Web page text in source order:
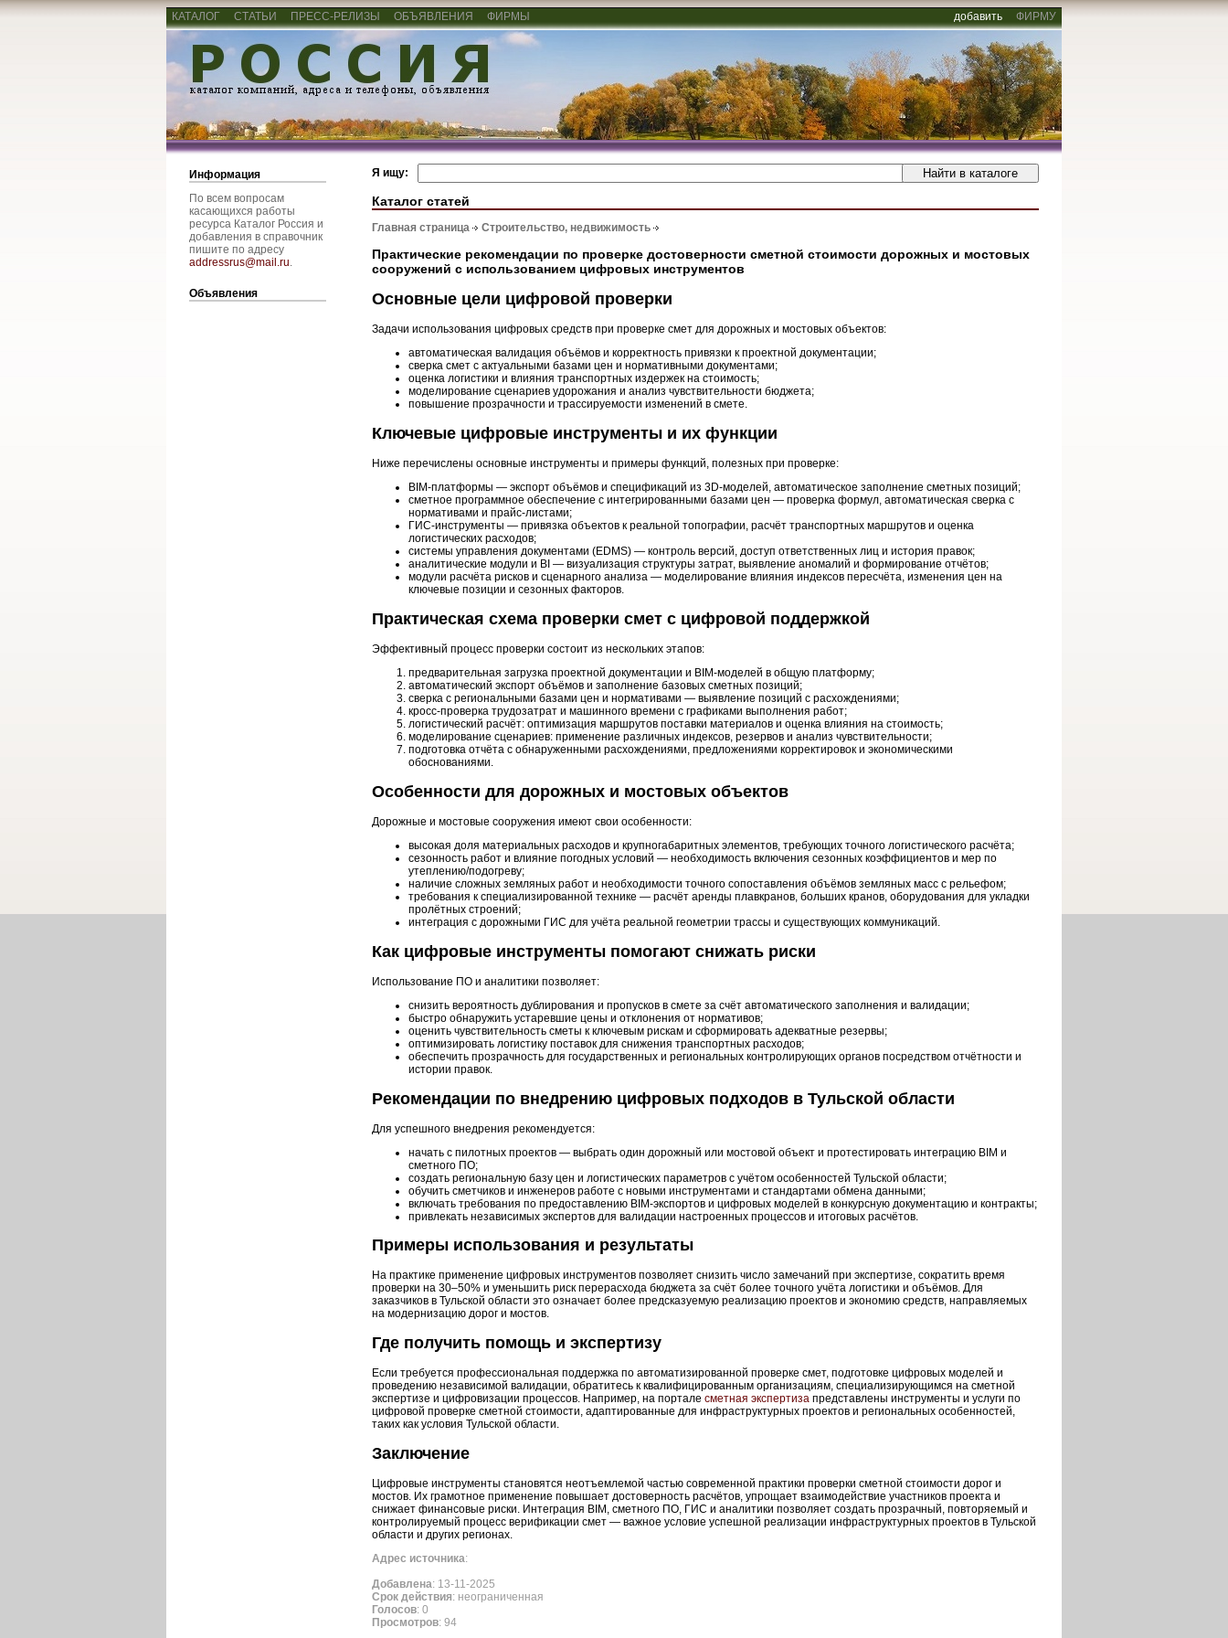
КАТАЛОГ СТАТЬИ ПРЕСС-РЕЛИЗЫ ОБЪЯВЛЕНИЯ ФИРМЫ добавить ФИРМУ
Информация
По всем вопросам
касающихся работы
ресурса Каталог Россия и
добавления в справочник
пишите по адресу
addressrus@mail.ru.
Объявления
Я ищу:
Каталог статей
Главная страница Строительство, недвижимость
Практические рекомендации по проверке достоверности сметной стоимости дорожных и мостовых
сооружений с использованием цифровых инструментов
Основные цели цифровой проверки
Задачи использования цифровых средств при проверке смет для дорожных и мостовых объектов:
автоматическая валидация объёмов и корректность привязки к проектной документации;
сверка смет с актуальными базами цен и нормативными документами;
оценка логистики и влияния транспортных издержек на стоимость;
моделирование сценариев удорожания и анализ чувствительности бюджета;
повышение прозрачности и трассируемости изменений в смете.
Ключевые цифровые инструменты и их функции
Ниже перечислены основные инструменты и примеры функций, полезных при проверке:
BIM-платформы — экспорт объёмов и спецификаций из 3D-моделей, автоматическое заполнение сметных позиций;
сметное программное обеспечение с интегрированными базами цен — проверка формул, автоматическая сверка с
нормативами и прайс-листами;
ГИС-инструменты — привязка объектов к реальной топографии, расчёт транспортных маршрутов и оценка
логистических расходов;
системы управления документами (EDMS) — контроль версий, доступ ответственных лиц и история правок;
аналитические модули и BI — визуализация структуры затрат, выявление аномалий и формирование отчётов;
модули расчёта рисков и сценарного анализа — моделирование влияния индексов пересчёта, изменения цен на
ключевые позиции и сезонных факторов.
Практическая схема проверки смет с цифровой поддержкой
Эффективный процесс проверки состоит из нескольких этапов:
предварительная загрузка проектной документации и BIM-моделей в общую платформу;
автоматический экспорт объёмов и заполнение базовых сметных позиций;
сверка с региональными базами цен и нормативами — выявление позиций с расхождениями;
кросс-проверка трудозатрат и машинного времени с графиками выполнения работ;
логистический расчёт: оптимизация маршрутов поставки материалов и оценка влияния на стоимость;
моделирование сценариев: применение различных индексов, резервов и анализ чувствительности;
подготовка отчёта с обнаруженными расхождениями, предложениями корректировок и экономическими
обоснованиями.
Особенности для дорожных и мостовых объектов
Дорожные и мостовые сооружения имеют свои особенности:
высокая доля материальных расходов и крупногабаритных элементов, требующих точного логистического расчёта;
сезонность работ и влияние погодных условий — необходимость включения сезонных коэффициентов и мер по
утеплению/подогреву;
наличие сложных земляных работ и необходимости точного сопоставления объёмов земляных масс с рельефом;
требования к специализированной технике — расчёт аренды плавкранов, больших кранов, оборудования для укладки
пролётных строений;
интеграция с дорожными ГИС для учёта реальной геометрии трассы и существующих коммуникаций.
Как цифровые инструменты помогают снижать риски
Использование ПО и аналитики позволяет:
снизить вероятность дублирования и пропусков в смете за счёт автоматического заполнения и валидации;
быстро обнаружить устаревшие цены и отклонения от нормативов;
оценить чувствительность сметы к ключевым рискам и сформировать адекватные резервы;
оптимизировать логистику поставок для снижения транспортных расходов;
обеспечить прозрачность для государственных и региональных контролирующих органов посредством отчётности и
истории правок.
Рекомендации по внедрению цифровых подходов в Тульской области
Для успешного внедрения рекомендуется:
начать с пилотных проектов — выбрать один дорожный или мостовой объект и протестировать интеграцию BIM и
сметного ПО;
создать региональную базу цен и логистических параметров с учётом особенностей Тульской области;
обучить сметчиков и инженеров работе с новыми инструментами и стандартами обмена данными;
включать требования по предоставлению BIM-экспортов и цифровых моделей в конкурсную документацию и контракты;
привлекать независимых экспертов для валидации настроенных процессов и итоговых расчётов.
Примеры использования и результаты
На практике применение цифровых инструментов позволяет снизить число замечаний при экспертизе, сократить время
проверки на 30–50% и уменьшить риск перерасхода бюджета за счёт более точного учёта логистики и объёмов. Для
заказчиков в Тульской области это означает более предсказуемую реализацию проектов и экономию средств, направляемых
на модернизацию дорог и мостов.
Где получить помощь и экспертизу
Если требуется профессиональная поддержка по автоматизированной проверке смет, подготовке цифровых моделей и
проведению независимой валидации, обратитесь к квалифицированным организациям, специализирующимся на сметной
экспертизе и цифровизации процессов. Например, на портале сметная экспертиза представлены инструменты и услуги по
цифровой проверке сметной стоимости, адаптированные для инфраструктурных проектов и региональных особенностей,
таких как условия Тульской области.
Заключение
Цифровые инструменты становятся неотъемлемой частью современной практики проверки сметной стоимости дорог и
мостов. Их грамотное применение повышает достоверность расчётов, упрощает взаимодействие участников проекта и
снижает финансовые риски. Интеграция BIM, сметного ПО, ГИС и аналитики позволяет создать прозрачный, повторяемый и
контролируемый процесс верификации смет — важное условие успешной реализации инфраструктурных проектов в Тульской
области и других регионах.
Адрес источника:
Добавлена: 13-11-2025
Срок действия: неограниченная
Голосов: 0
Просмотров: 94